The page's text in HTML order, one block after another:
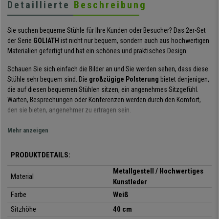
Detaillierte Beschreibung
Sie suchen bequeme Stühle für Ihre Kunden oder Besucher? Das 2er-Set
der Serie GOLIATH ist nicht nur bequem, sondern auch aus hochwertigen
Materialien gefertigt und hat ein schönes und praktisches Design.
Schauen Sie sich einfach die Bilder an und Sie werden sehen, dass diese
Stühle sehr bequem sind. Die großzügige Polsterung bietet denjenigen,
die auf diesen bequemen Stühlen sitzen, ein angenehmes Sitzgefühl.
Warten, Besprechungen oder Konferenzen werden durch den Komfort,
den sie bieten, angenehmer zu ertragen sein.
Diese Stühle sind aus
mithochwertigem Kunstleder
Das Design, die Optik und die Verarbeitung sind
Wartezimmer, Besprechungsraum oder Konferenzraum. Darüber hinaus
sind die Produkte in einer
Vielzahl von Farben
Mehr anzeigen
PRODUKTDETAILS:
Material
Metallgestell / Hochwertiges
Kunstleder
Farbe
Weiß
Sitzhöhe
40 cm